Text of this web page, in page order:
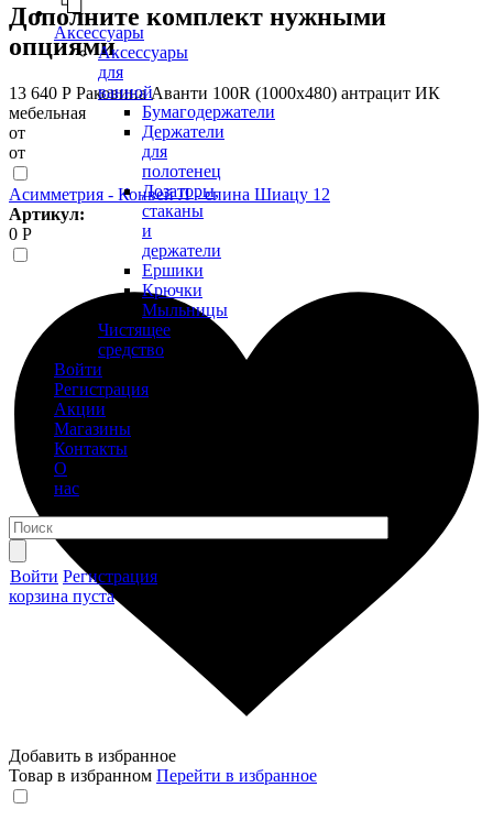
Аксессуары
Аксессуары
для
ванной
Бумагодержатели
Держатели
для
полотенец
Дозаторы,
стаканы
и
держатели
Ершики
Крючки
Мыльницы
Чистящее
средство
Войти
Регистрация
Акции
Магазины
Контакты
О
нас
Войти Регистрация
корзина пуста
Дополните комплект нужными
опциями
13 640 Р Раковина Аванти 100R (1000х480) антрацит ИК
мебельная
от
от
Асимметрия - Конвей Л - спина Шиацу 12
Артикул:
0 Р
Добавить в избранное
Товар в избранном Перейти в избранное